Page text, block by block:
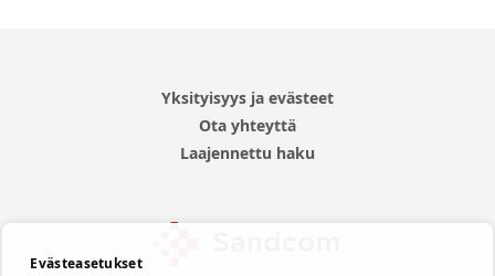
Yksityisyys ja evästeet
Ota yhteyttä
Laajennettu haku
Evästeasetukset